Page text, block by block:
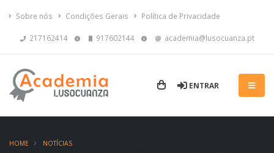
Sobre nós Condições Gerais Política de Privacidade
217162414 917602144 academia@lusocuanza.pt
ENTRAR
HOME
NOTÍCIAS